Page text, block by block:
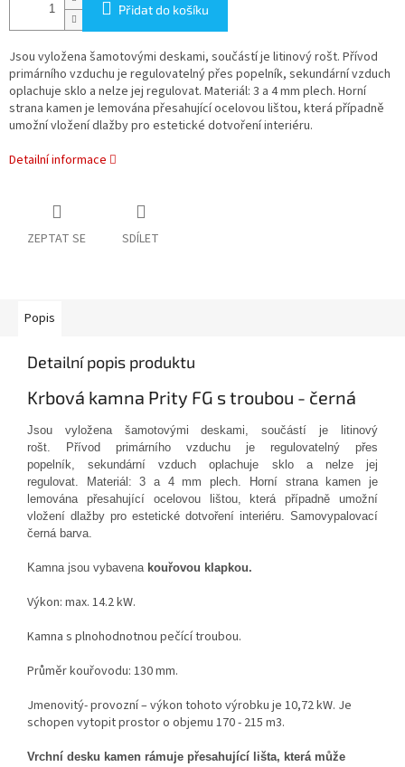
Přidat do košíku
Jsou vyložena šamotovými deskami, součástí je litinový rošt. Přívod
primárního vzduchu je regulovatelný přes popelník, sekundární vzduch
oplachuje sklo a nelze jej regulovat. Materiál: 3 a 4 mm plech. Horní
strana kamen je lemována přesahující ocelovou lištou, která případně
umožní vložení dlažby pro estetické dotvoření interiéru.
Detailní informace
ZEPTAT SE SDÍLET
Popis
Detailní popis produktu
Krbová kamna Prity FG s troubou - černá
Jsou vyložena šamotovými deskami, součástí je litinový
rošt. Přívod primárního vzduchu je regulovatelný přes
popelník, sekundární vzduch oplachuje sklo a nelze jej
regulovat. Materiál: 3 a 4 mm plech.
Horní strana kamen je
lemována přesahující ocelovou lištou, která případně umožní
vložení dlažby pro estetické dotvoření interiéru.
Samovypalovací
černá barva.
Kamna jsou vybavena kouřovou klapkou.
Výkon: max. 14.2 kW.
Kamna s plnohodnotnou pečící troubou.
Průměr kouřovodu: 130 mm.
Jmenovitý- provozní – výkon tohoto výrobku je 10,72 kW. Je
schopen vytopit prostor o objemu 170 - 215 m3.
Vrchní desku kamen rámuje přesahující lišta, která může